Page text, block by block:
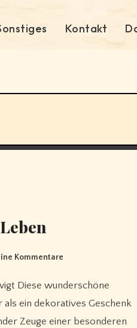
Kontakt
Kommentare
als ein dekoratives Geschenk
Zeuge einer besonderen